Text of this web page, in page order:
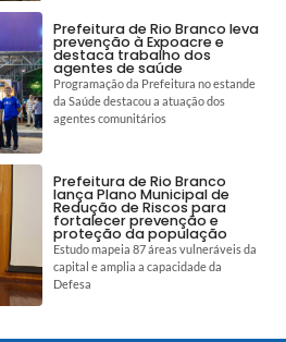
Prefeitura de Rio Branco leva
prevenção à Expoacre e
destaca trabalho dos
agentes de saúde
Programação da Prefeitura no estande
da Saúde destacou a atuação dos
agentes comunitários
Prefeitura de Rio Branco
lança Plano Municipal de
Redução de Riscos para
fortalecer prevenção e
proteção da população
Estudo mapeia 87 áreas vulneráveis da
capital e amplia a capacidade da
Defesa